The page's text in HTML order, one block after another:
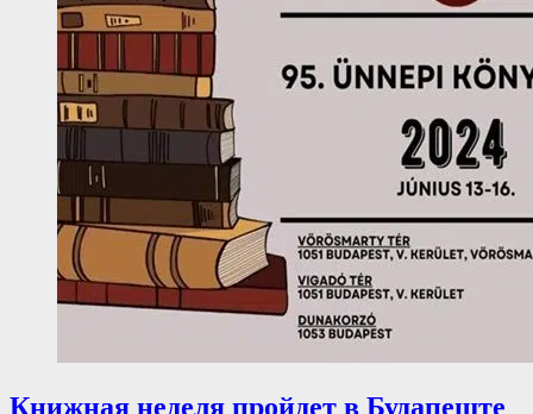
Книжная неделя пройдет в Будапеште